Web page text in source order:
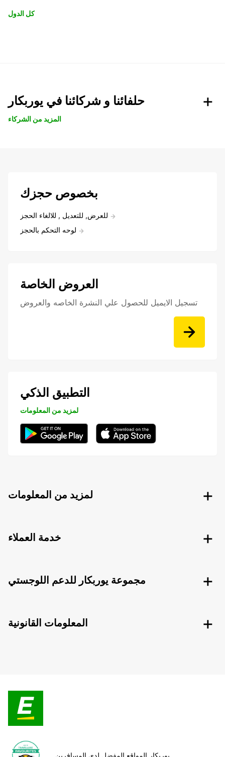
كل الدول
حلفائنا و شركائنا في يوربكار
المزيد من الشركاء
بخصوص حجزك
للعرض, للتعديل , للالغاء الحجز
لوحه التحكم بالحجز
العروض الخاصة
تسجيل الايميل للحصول علي النشرة الخاصه والعروض
التطبيق الذكي
لمزيد من المعلومات
لمزيد من المعلومات
خدمة العملاء
مجموعة يوربكار للدعم اللوجستي
المعلومات القانونية
يوربكار المواقع المفضل لدى المسافرين